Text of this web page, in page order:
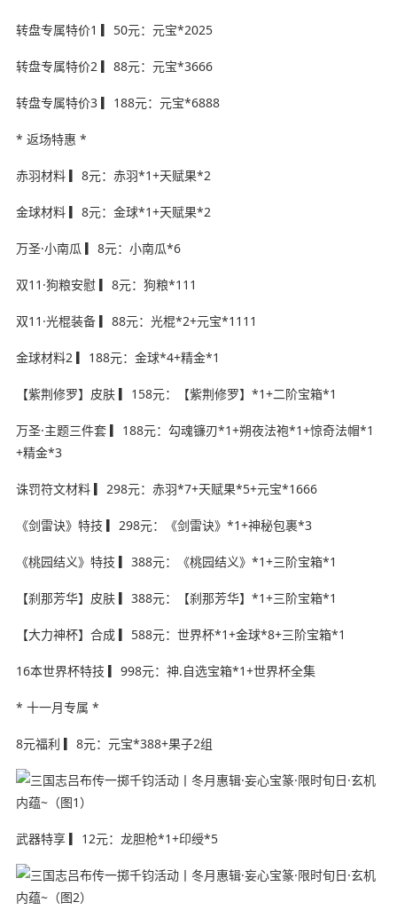
转盘专属特价1 ▎50元：元宝*2025
转盘专属特价2 ▎88元：元宝*3666
转盘专属特价3 ▎188元：元宝*6888
* 返场特惠 *
赤羽材料 ▎8元：赤羽*1+天赋果*2
金球材料 ▎8元：金球*1+天赋果*2
万圣·小南瓜 ▎8元：小南瓜*6
双11·狗粮安慰 ▎8元：狗粮*111
双11·光棍装备 ▎88元：光棍*2+元宝*1111
金球材料2 ▎188元：金球*4+精金*1
【紫荆修罗】皮肤 ▎158元：【紫荆修罗】*1+二阶宝箱*1
万圣·主题三件套 ▎188元：勾魂镰刃*1+朔夜法袍*1+惊奇法帽*1
+精金*3
诛罚符文材料 ▎298元：赤羽*7+天赋果*5+元宝*1666
《剑雷诀》特技 ▎298元：《剑雷诀》*1+神秘包裹*3
《桃园结义》特技 ▎388元：《桃园结义》*1+三阶宝箱*1
【刹那芳华】皮肤 ▎388元：【刹那芳华】*1+三阶宝箱*1
【大力神杯】合成 ▎588元：世界杯*1+金球*8+三阶宝箱*1
16本世界杯特技 ▎998元：神.自选宝箱*1+世界杯全集
* 十一月专属 *
8元福利 ▎8元：元宝*388+果子2组
武器特享 ▎12元：龙胆枪*1+印绶*5